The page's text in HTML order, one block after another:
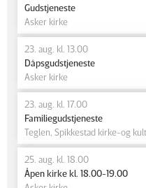
Gudstjeneste
Asker kirke
23. aug. kl. 13.00
Dåpsgudstjeneste
Asker kirke
23. aug. kl. 17.00
Familiegudstjeneste
Teglen, Spikkestad kirke-og
25. aug. kl. 18.00
Åpen kirke kl. 18.00-19.00